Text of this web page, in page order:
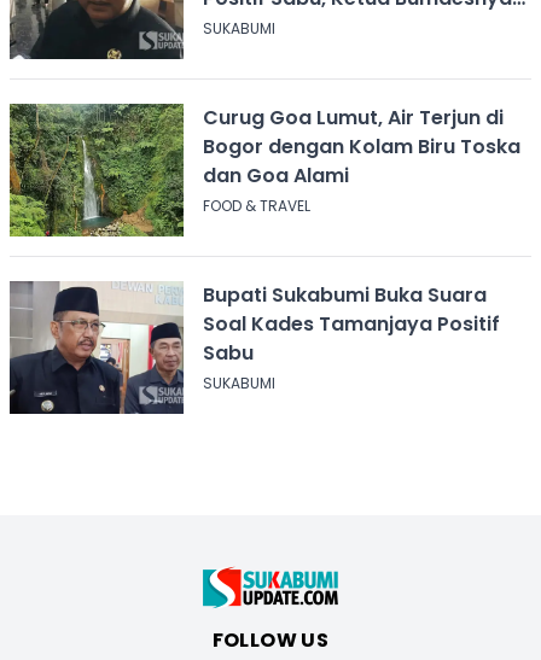
Juga Terjerat Dugaan Narkoba
SUKABUMI
Curug Goa Lumut, Air Terjun di
Bogor dengan Kolam Biru Toska
dan Goa Alami
FOOD & TRAVEL
Bupati Sukabumi Buka Suara
Soal Kades Tamanjaya Positif
Sabu
SUKABUMI
FOLLOW US